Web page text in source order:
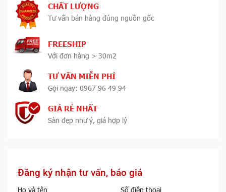
CHẤT LƯỢNG
Tư vấn bán hàng đúng nguồn gốc
FREESHIP
Với đơn hàng > 30m2
TƯ VẤN MIỄN PHÍ
Gọi ngay: 0967 96 49 94
GIÁ RẺ NHẤT
Sàn đẹp như ý, giá hợp lý
Đăng ký nhận tư vấn, báo giá
Họ và tên Số điện thoại